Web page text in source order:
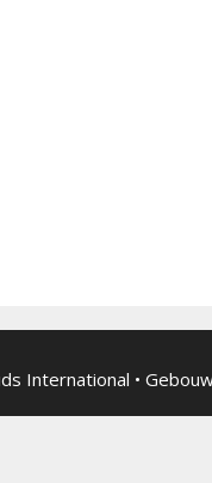
International •